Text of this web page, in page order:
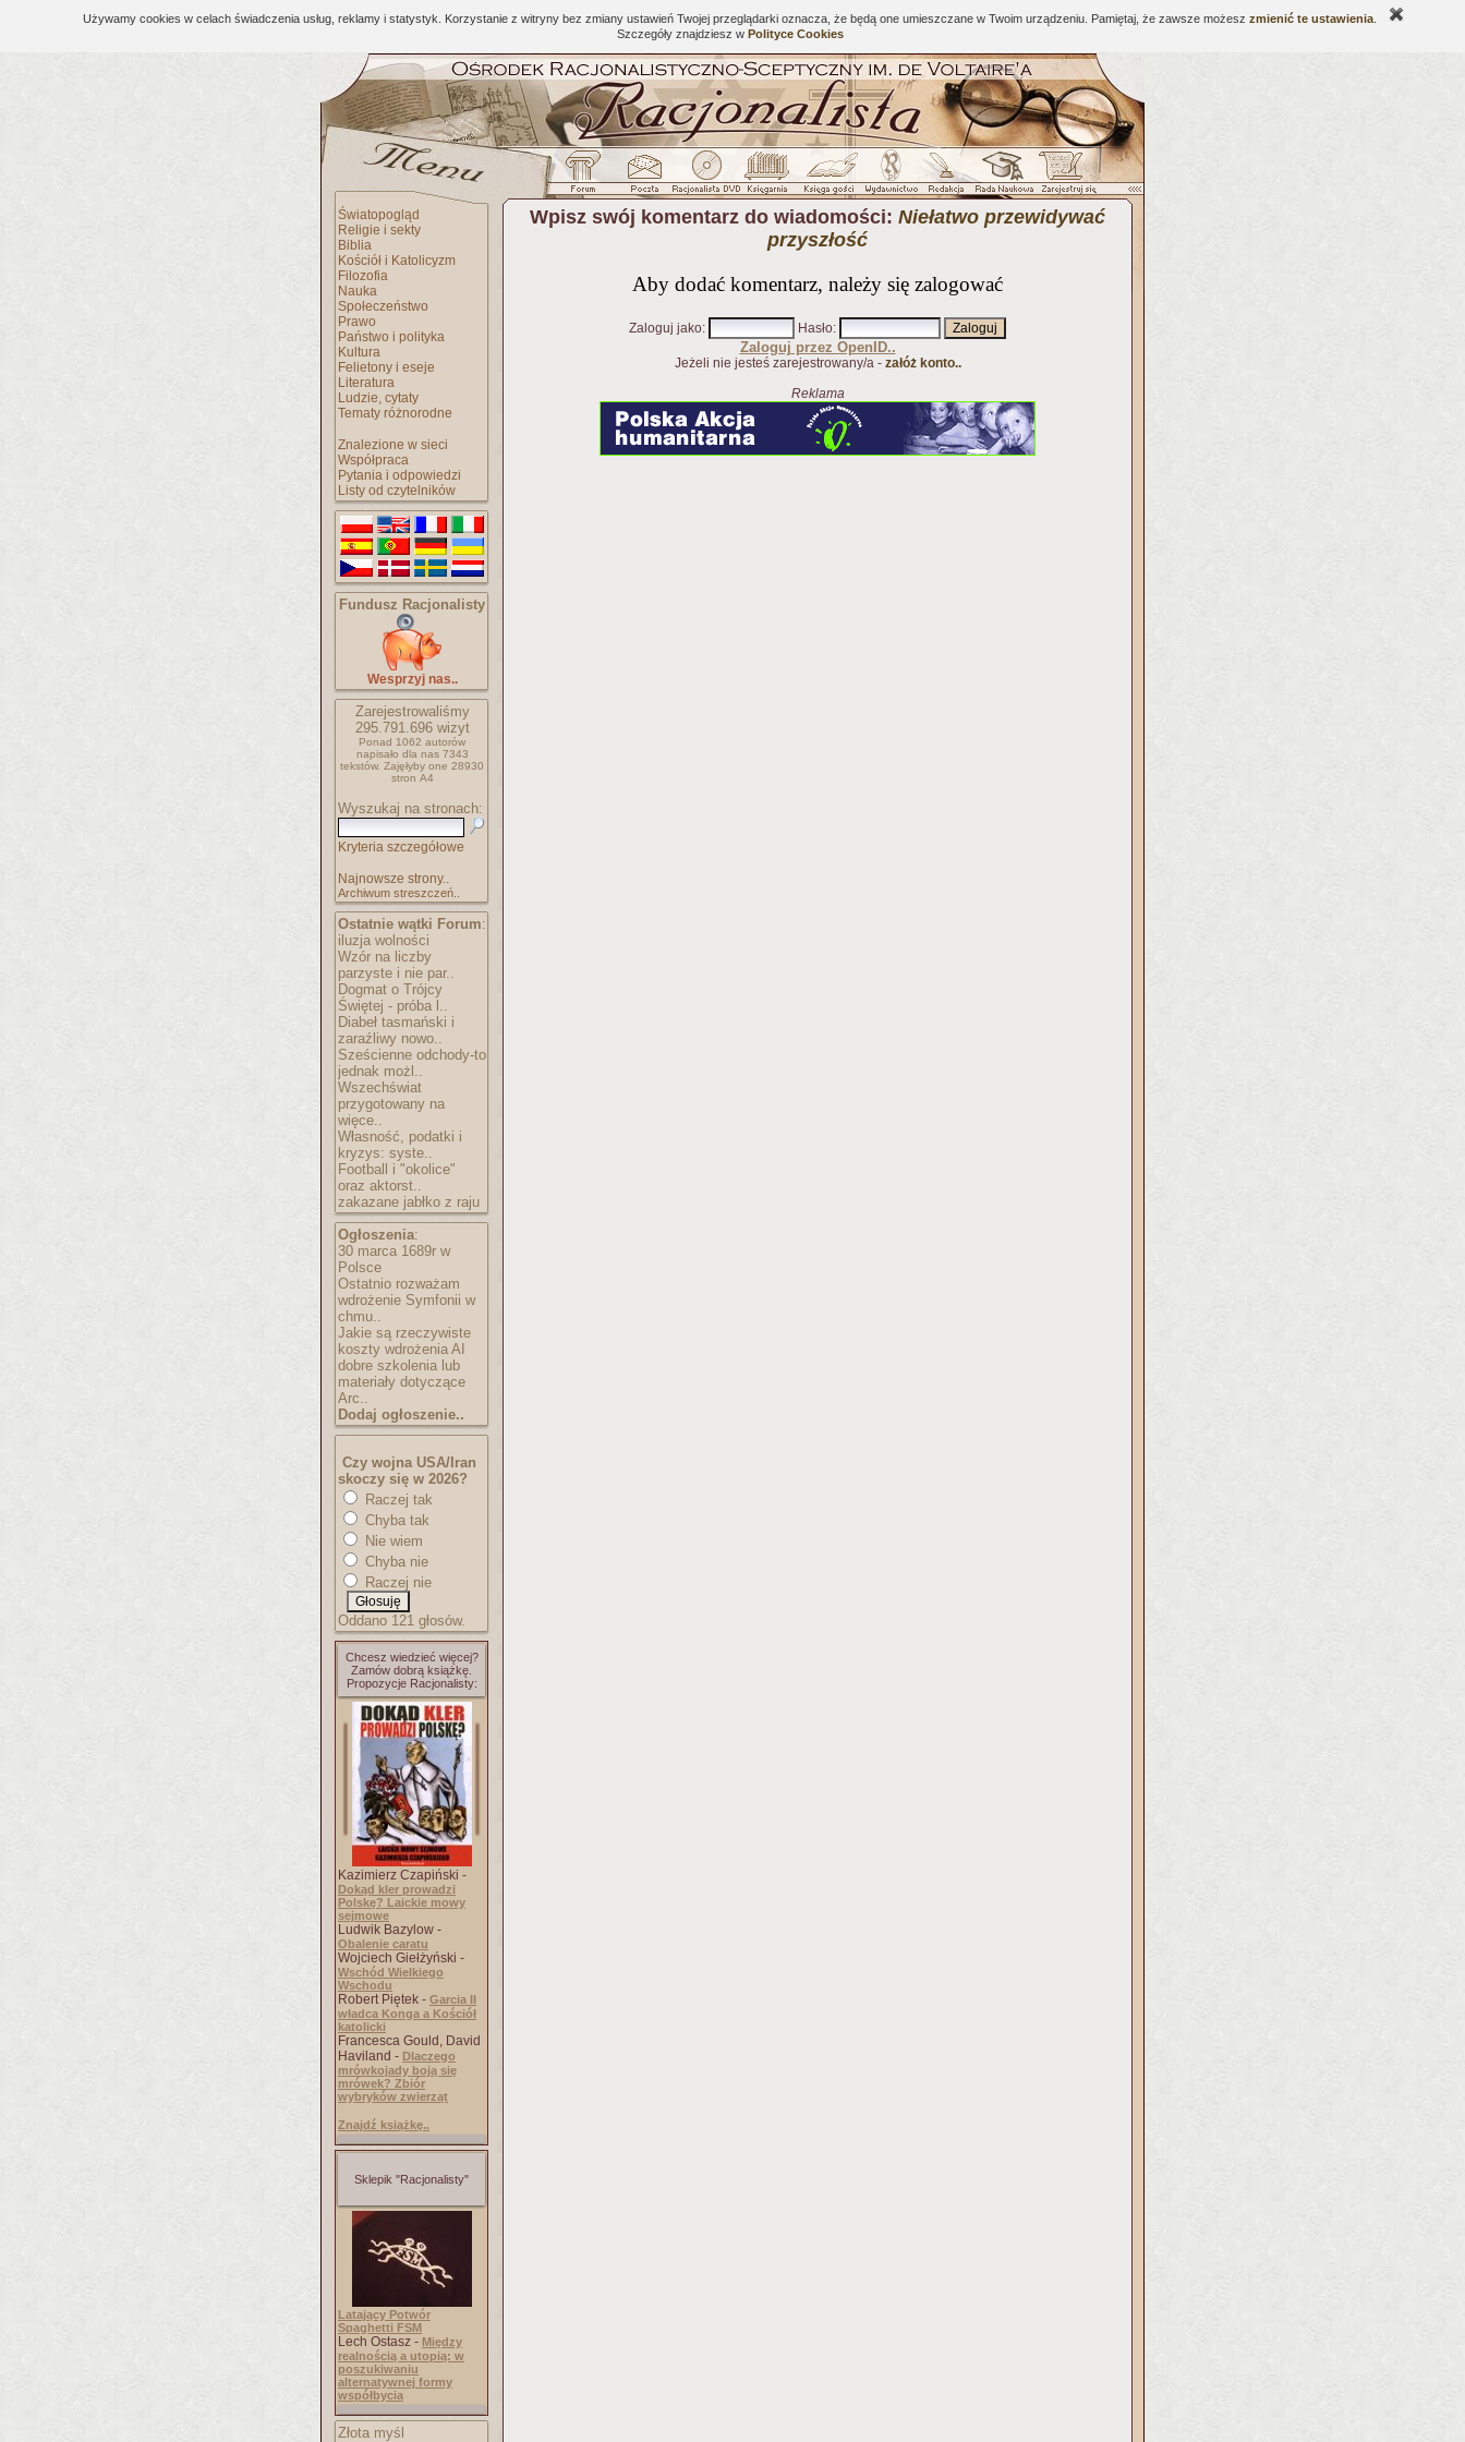
Używamy cookies w celach świadczenia usług, reklamy i statystyk. Korzystanie z witryny bez zmiany ustawień Twojej przeglądarki oznacza, że będą one umieszczane w Twoim urządzeniu. Pamiętaj, że zawsze możesz zmienić te ustawienia
Szczegóły znajdziesz w Polityce Cookies
Światopogląd
Religie i sekty
Biblia
Kościół i Katolicyzm
Filozofia
Nauka
Społeczeństwo
Prawo
Państwo i polityka
Kultura
Felietony i eseje
Literatura
Ludzie, cytaty
Tematy różnorodne
Znalezione w sieci
Współpraca
Pytania i odpowiedzi
Listy od czytelników
Fundusz Racjonalisty
Wesprzyj nas..
Zarejestrowaliśmy
295.791.696wizyt
Ponad 1062 autorów
napisało dla nas 7343
tekstów. Zajęłyby one 28930
stron A4
Wyszukaj na stronach:
Kryteria szczegółowe
Najnowsze strony..
Archiwum streszczeń..
Ostatnie wątki Forum:
iluzja wolności
Wzór na liczby
parzyste i nie par..
Dogmat o Trójcy
Świętej - próba l..
Diabeł tasmański i
zaraźliwy nowo..
Sześcienne odchody-to
jednak możl..
Wszechświat
przygotowany na
więce..
Własność, podatki i
kryzys: syste..
Football i "okolice"
oraz aktorst..
zakazane jabłko z raju
Ogłoszenia:
30 marca 1689r w
Polsce
Ostatnio rozważam
wdrożenie Symfonii w
chmu..
Jakie są rzeczywiste
koszty wdrożenia AI
dobre szkolenia lub
materiały dotyczące
Arc..
Dodaj ogłoszenie..
Czy wojna USA/Iran
skoczy się w 2026?
Raczej tak
Chyba tak
Nie wiem
Chyba nie
Raczej nie
Oddano 121 głosów.
Chcesz wiedzieć więcej?
Zamów dobrą książkę.
Propozycje Racjonalisty:
Kazimierz Czapiński -
Dokąd kler prowadzi
Polskę? Laickie mowy
sejmowe
Ludwik Bazylow -
Obalenie caratu
Wojciech Giełżyński -
Wschód Wielkiego
Wschodu
Robert Piętek - Garcia II
władca Konga a Kościół
katolicki
Francesca Gould, David
Haviland - Dlaczego
mrówkojady boją się
mrówek? Zbiór
wybryków zwierząt
Znajdź książkę..
Sklepik "Racjonalisty"
Latający Potwór
Spaghetti FSM
Lech Ostasz - Między
realnością a utopią: w
poszukiwaniu
alternatywnej formy
współbycia
Złota myśl
Wpisz swój komentarz do wiadomości: Niełatwo przewidywać
przyszłość
Aby dodać komentarz, należy się zalogować
Zaloguj jako: Hasło:
Zaloguj przez OpenID..
Jeżeli nie jesteś zarejestrowany/a - załóż konto..
Reklama